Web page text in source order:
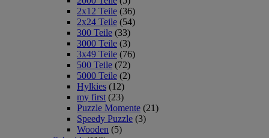
2x12 Teile (36)
2x24 Teile (54)
300 Teile (33)
3000 Teile (3)
3x49 Teile (76)
500 Teile (72)
5000 Teile (2)
Hylkies (12)
my first (23)
Puzzle Momente (21)
Speedy Puzzle (3)
Wooden (5)